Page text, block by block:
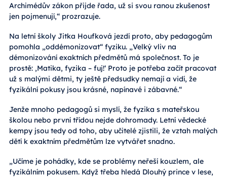
Archimédův zákon přijde řada, už si svou ranou zkušenost
jen pojmenují,“ prozrazuje.
Na letní školy Jitka Houfková jezdí proto, aby pedagogům
pomohla „oddémonizovat“ fyziku. „Velký vliv na
démonizování exaktních předmětů má společnost. To je
prostě: ‚Matika, fyzika – fuj!‘ Proto je potřeba začít pracovat
už s malými dětmi, ty ještě předsudky nemají a vidí, že
fyzikální pokusy jsou krásné, napínavé i zábavné.“
Jenže mnoho pedagogů si myslí, že fyzika s mateřskou
školou nebo první třídou nejde dohromady. Letní vědecké
kempy jsou tedy od toho, aby učitelé zjistili, že vztah malých
dětí k exaktním předmětům lze vytvářet snadno.
„Učíme je pohádky, kde se problémy neřeší kouzlem, ale
fyzikálním pokusem. Když třeba hledá Dlouhý prince v lese,